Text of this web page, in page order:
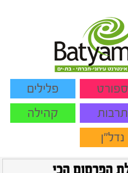
ספורט
פלילים
תרבות
קהילה
נדל"ן